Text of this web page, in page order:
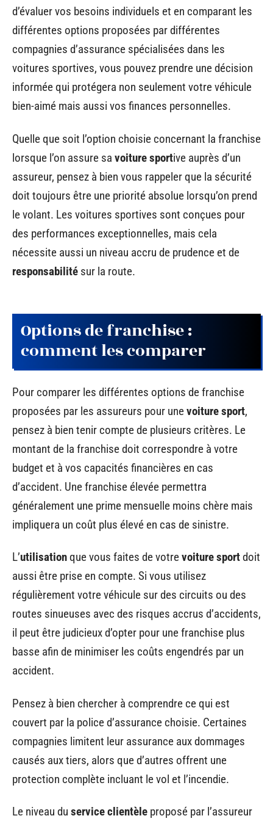
d’évaluer vos besoins individuels et en comparant les
différentes options proposées par différentes
compagnies d’assurance spécialisées dans les
voitures sportives, vous pouvez prendre une décision
informée qui protégera non seulement votre véhicule
bien-aimé mais aussi vos finances personnelles.
Quelle que soit l’option choisie concernant la franchise
lorsque l’on assure sa voiture sportive auprès d’un
assureur, pensez à bien vous rappeler que la sécurité
doit toujours être une priorité absolue lorsqu’on prend
le volant. Les voitures sportives sont conçues pour
des performances exceptionnelles, mais cela
nécessite aussi un niveau accru de prudence et de
responsabilité sur la route.
Options de franchise :
comment les comparer
Pour comparer les différentes options de franchise
proposées par les assureurs pour unevoiture sport,
pensez à bien tenir compte de plusieurs critères. Le
montant de la franchise doit correspondre à votre
budget et à vos capacités financières en cas
d’accident. Une franchise élevée permettra
généralement une prime mensuelle moins chère mais
impliquera un coût plus élevé en cas de sinistre.
L’utilisationque vous faites de votrevoiture sportdoit
aussi être prise en compte. Si vous utilisez
régulièrement votre véhicule sur des circuits ou des
routes sinueuses avec des risques accrus d’accidents,
il peut être judicieux d’opter pour une franchise plus
basse afin de minimiser les coûts engendrés par un
accident.
Pensez à bien chercher à comprendre ce qui est
couvert par la police d’assurance choisie. Certaines
compagnies limitent leur assurance aux dommages
causés aux tiers, alors que d’autres offrent une
protection complète incluant le vol et l’incendie.
Le niveau du service clientèle proposé par l’assureur